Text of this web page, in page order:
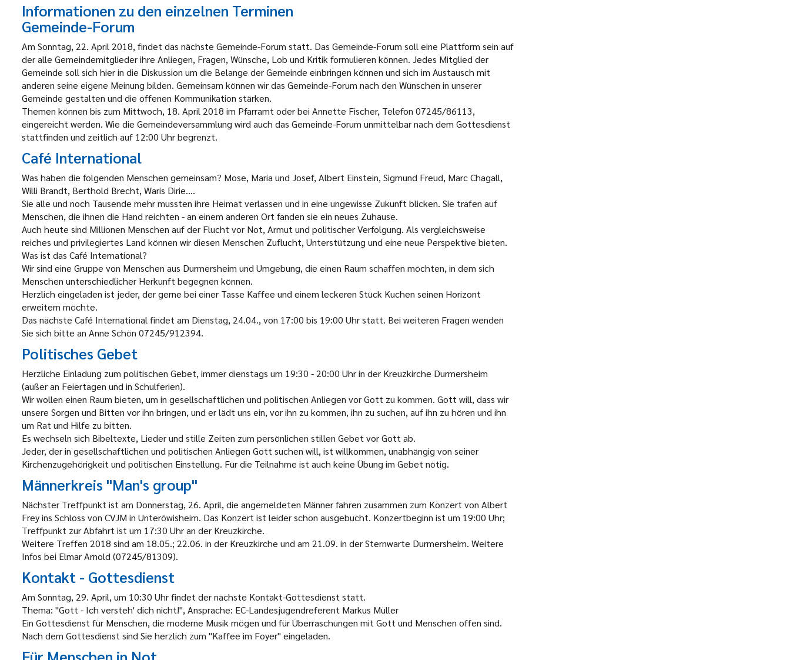
Informationen zu den einzelnen Terminen
Gemeinde-Forum
Am Sonntag, 22. April 2018, findet das nächste Gemeinde-Forum statt. Das Gemeinde-Forum soll eine Plattform sein auf
der alle Gemeindemitglieder ihre Anliegen, Fragen, Wünsche, Lob und Kritik formulieren können. Jedes Mitglied der
Gemeinde soll sich hier in die Diskussion um die Belange der Gemeinde einbringen können und sich im Austausch mit
anderen seine eigene Meinung bilden. Gemeinsam können wir das Gemeinde-Forum nach den Wünschen in unserer
Gemeinde gestalten und die offenen Kommunikation stärken.
Themen können bis zum Mittwoch, 18. April 2018 im Pfarramt oder bei Annette Fischer, Telefon 07245/86113,
eingereicht werden. Wie die Gemeindeversammlung wird auch das Gemeinde-Forum unmittelbar nach dem Gottesdienst
stattfinden und zeitlich auf 12:00 Uhr begrenzt.
Café International
Was haben die folgenden Menschen gemeinsam? Mose, Maria und Josef, Albert Einstein, Sigmund Freud, Marc Chagall,
Willi Brandt, Berthold Brecht, Waris Dirie....
Sie alle und noch Tausende mehr mussten ihre Heimat verlassen und in eine ungewisse Zukunft blicken. Sie trafen auf
Menschen, die ihnen die Hand reichten - an einem anderen Ort fanden sie ein neues Zuhause.
Auch heute sind Millionen Menschen auf der Flucht vor Not, Armut und politischer Verfolgung. Als vergleichsweise
reiches und privilegiertes Land können wir diesen Menschen Zuflucht, Unterstützung und eine neue Perspektive bieten.
Was ist das Café International?
Wir sind eine Gruppe von Menschen aus Durmersheim und Umgebung, die einen Raum schaffen möchten, in dem sich
Menschen unterschiedlicher Herkunft begegnen können.
Herzlich eingeladen ist jeder, der gerne bei einer Tasse Kaffee und einem leckeren Stück Kuchen seinen Horizont
erweitern möchte.
Das nächste Café International findet am Dienstag, 24.04., von 17:00 bis 19:00 Uhr statt. Bei weiteren Fragen wenden
Sie sich bitte an Anne Schön 07245/912394.
Politisches Gebet
Herzliche Einladung zum politischen Gebet, immer dienstags um 19:30 - 20:00 Uhr in der Kreuzkirche Durmersheim
(außer an Feiertagen und in Schulferien).
Wir wollen einen Raum bieten, um in gesellschaftlichen und politischen Anliegen vor Gott zu kommen. Gott will, dass wir
unsere Sorgen und Bitten vor ihn bringen, und er lädt uns ein, vor ihn zu kommen, ihn zu suchen, auf ihn zu hören und ihn
um Rat und Hilfe zu bitten.
Es wechseln sich Bibeltexte, Lieder und stille Zeiten zum persönlichen stillen Gebet vor Gott ab.
Jeder, der in gesellschaftlichen und politischen Anliegen Gott suchen will, ist willkommen, unabhängig von seiner
Kirchenzugehörigkeit und politischen Einstellung. Für die Teilnahme ist auch keine Übung im Gebet nötig.
Männerkreis "Man's group"
Nächster Treffpunkt ist am Donnerstag, 26. April, die angemeldeten Männer fahren zusammen zum Konzert von Albert
Frey ins Schloss von CVJM in Unteröwisheim. Das Konzert ist leider schon ausgebucht. Konzertbeginn ist um 19:00 Uhr;
Treffpunkt zur Abfahrt ist um 17:30 Uhr an der Kreuzkirche.
Weitere Treffen 2018 sind am 18.05.; 22.06. in der Kreuzkirche und am 21.09. in der Sternwarte Durmersheim. Weitere
Infos bei Elmar Arnold (07245/81309).
Kontakt - Gottesdienst
Am Sonntag, 29. April, um 10:30 Uhr findet der nächste Kontakt-Gottesdienst statt.
Thema: "Gott - Ich versteh' dich nicht!", Ansprache: EC-Landesjugendreferent Markus Müller
Ein Gottesdienst für Menschen, die moderne Musik mögen und für Überraschungen mit Gott und Menschen offen sind.
Nach dem Gottesdienst sind Sie herzlich zum "Kaffee im Foyer" eingeladen.